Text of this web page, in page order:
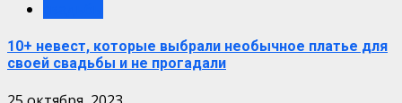
10+ невест, которые выбрали необычное платье для
своей свадьбы и не прогадали